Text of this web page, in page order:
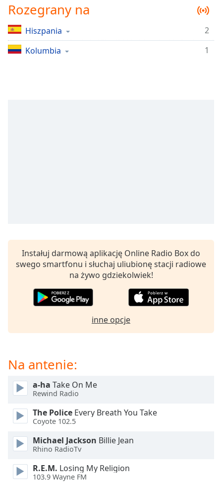
liveLIVE
Remaining
Time-
opens
subtitles
settings
dialog
selected
Track
in-
Picture
modal
Beginning
dialog
Rozegrany na
Hiszpania
2
Kolumbia
1
Instałuj darmową aplikację Online Radio Box do
swego smartfonu i słuchaj uliubionę stacji radiowe
na żywo gdziekolwiek!
inne opcje
Na antenie:
a-ha Take On Me
Rewind Radio
The Police Every Breath You Take
Coyote 102.5
Michael Jackson Billie Jean
Rhino RadioTv
R.E.M. Losing My Religion
103.9 Wayne FM